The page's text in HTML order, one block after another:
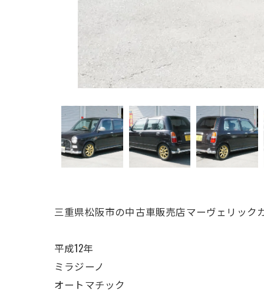
三重県松阪市の中古車販売店マーヴェリック
平成12年
ミラジーノ
オートマチック